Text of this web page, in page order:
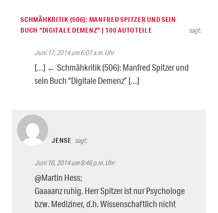
SCHMÄHKRITIK (506): MANFRED SPITZER UND SEIN
BUCH “DIGITALE DEMENZ” | 100 AUTOTEILE
sagt:
Juni 17, 2014 um 6:07 a.m. Uhr
[…] ← Schmähkritik (506): Manfred Spitzer und
sein Buch “Digitale Demenz” […]
JENSE sagt:
Juni 16, 2014 um 8:46 p.m. Uhr
@Martin Hess:
Gaaaanz ruhig. Herr Spitzer ist nur Psychologe
bzw. Mediziner, d.h. Wissenschaftlich nicht